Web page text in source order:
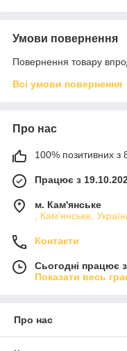
Умови повернення
Повернення товару
Всі умови повернення
Про нас
100% позитивних з 8
Працює з
м. Кам'янське
, Кам'янське,
Контакти
Сьогодні працює
Показати весь
Про нас